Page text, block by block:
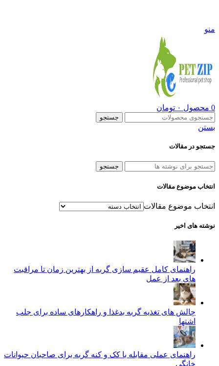
منو
0 محصول ۰ تومان
جستجو
بستن
جستجو در مقالات
جستجو
انتخاب موضوع مقالات
انتخاب موضوع مقالات
نوشته های اخیر
راهنمای کامل عقیم سازی گربه از بهترین زمان تا مراقبت‌
های بعد از عمل
چالش‌ های تغذیه گربه بدغذا و راهکارهای ساده برای جلب
اشتها
راهنمای عملی مقابله با کک و کنه گربه برای صاحبان حیوانات
خانگی